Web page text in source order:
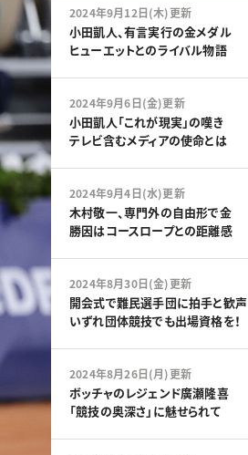
2024年9月12日(木)更新
小田凱人、有言実行の金メダル
ヒューエットとのライバル物語
2024年9月6日(金)更新
小田凱人「これが現実」の嘆き
テレビ含むメディアの使命とは
2024年9月4日(水)更新
木村敬一、専門外の自由形で金
勝因はコースロープとの距離感
2024年8月30日(金)更新
開会式で難民選手団に拍手と歓声
いずれ団体競技でも出場資格を！
2024年8月26日(月)更新
ボッチャのレジェンド廣瀬隆喜
「競技の奥深さ」に魅せられて